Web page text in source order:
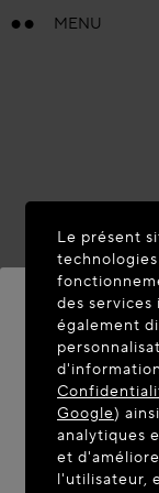
MENU
Vous
States.
localisation ?
Le présent
des services
également
Google)
analytiques
et
l'utilisateur,